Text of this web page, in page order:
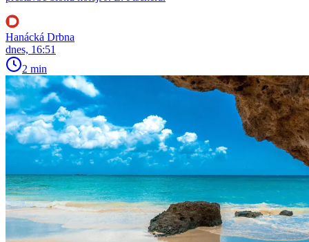
Hanácká Drbna
dnes, 16:51
2 min